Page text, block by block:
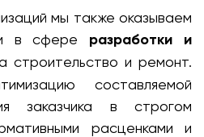
мы также оказываем
в сфере разработки и
строительство и ремонт.
составляемой
заказчика в строгом
расценками и